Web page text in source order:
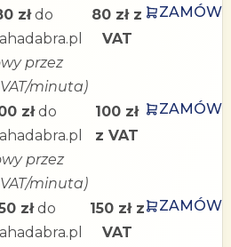
złdo
przez
minuta)
80 zł z
VAT
ZAMÓW
złdo
przez
minuta)
100 zł
z VAT
ZAMÓW
złdo
150 zł z
VAT
ZAMÓW